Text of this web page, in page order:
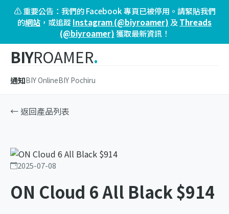
⚠️ 重要公告：我們的 Facebook 專頁已被停用。請緊貼我們
的網站 ，或追蹤Instagram (@biyroamer) 及 Threads
(@biyroamer)獲取最新資訊！
BIYROAMER.
通知BIY OnlineBIY Pochiru
← 返回產品列表
2025-07-08
ON Cloud 6 All Black $914